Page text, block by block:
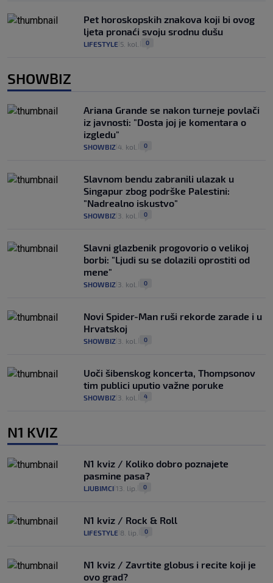
Pet horoskopskih znakova koji bi ovog
ljeta pronaći svoju srodnu dušu
LIFESTYLE 5. kol. 0
SHOWBIZ
Ariana Grande se nakon turneje povlači
iz javnosti: "Dosta joj je komentara o
izgledu"
SHOWBIZ 4. kol. 0
Slavnom bendu zabranili ulazak u
Singapur zbog podrške Palestini:
"Nadrealno iskustvo"
SHOWBIZ 3. kol. 0
Slavni glazbenik progovorio o velikoj
borbi: "Ljudi su se dolazili oprostiti od
mene"
SHOWBIZ 3. kol. 0
Novi Spider-Man ruši rekorde zarade i u
Hrvatskoj
SHOWBIZ 3. kol. 0
Uoči šibenskog koncerta, Thompsonov
tim publici uputio važne poruke
SHOWBIZ 3. kol. 4
N1 KVIZ
N1 kviz / Koliko dobro poznajete
pasmine pasa?
LJUBIMCI 13. lip. 0
N1 kviz / Rock & Roll
LIFESTYLE 8. lip. 0
N1 kviz / Zavrtite globus i recite koji je
ovo grad?